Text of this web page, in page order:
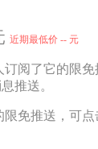
近期最低价 -- 元
订阅了它的限
推送。
限免推送，可